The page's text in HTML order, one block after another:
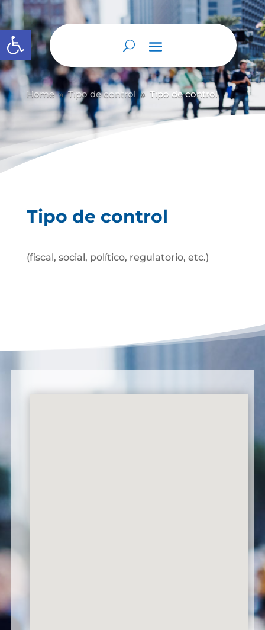
Abrir barra de herramientas
Home 9 Tipo de control 9 Tipo de control
Tipo de control
(fiscal, social, político, regulatorio, etc.)